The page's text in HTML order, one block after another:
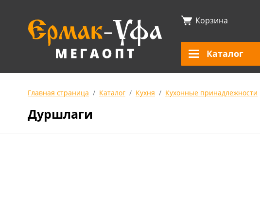
Корзина
Каталог
Главная страница Каталог Кухня Кухонные принадлежности
Дуршлаги